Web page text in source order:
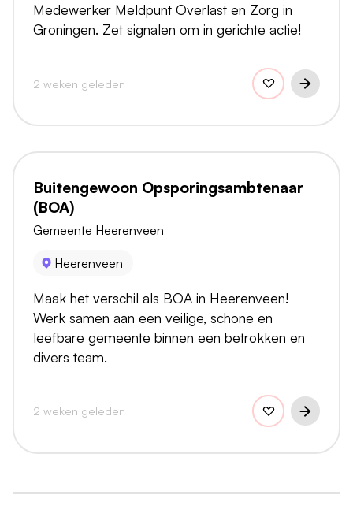
Medewerker Meldpunt Overlast en Zorg in
Groningen. Zet signalen om in gerichte actie!
2 weken geleden
Buitengewoon Opsporingsambtenaar
(BOA)
Gemeente Heerenveen
Heerenveen
Maak het verschil als BOA in Heerenveen!
Werk samen aan een veilige, schone en
leefbare gemeente binnen een betrokken en
divers team.
2 weken geleden